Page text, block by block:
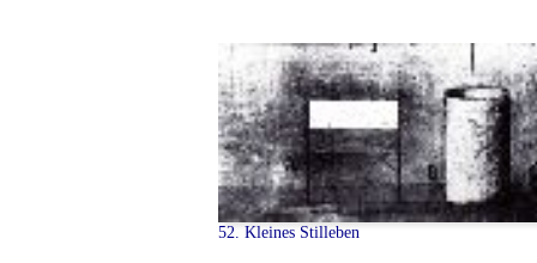
52. Kleines Stilleben